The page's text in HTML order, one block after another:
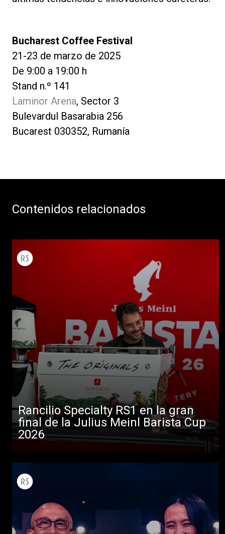
Bucharest Coffee Festival
21-23 de marzo de 2025
De 9:00 a 19:00 h
Stand n.º 141
Laminor Arena, Sector 3
Bulevardul Basarabia 256
Bucarest 030352, Rumanía
Contenidos relacionados
Rancilio Specialty RS1 en la gran
final de la Julius Meinl Barista Cup
2026